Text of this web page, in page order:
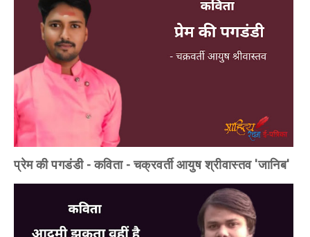
प्रेम की पगडंडी - कविता - चक्रवर्ती आयुष श्रीवास्तव 'जानिब'